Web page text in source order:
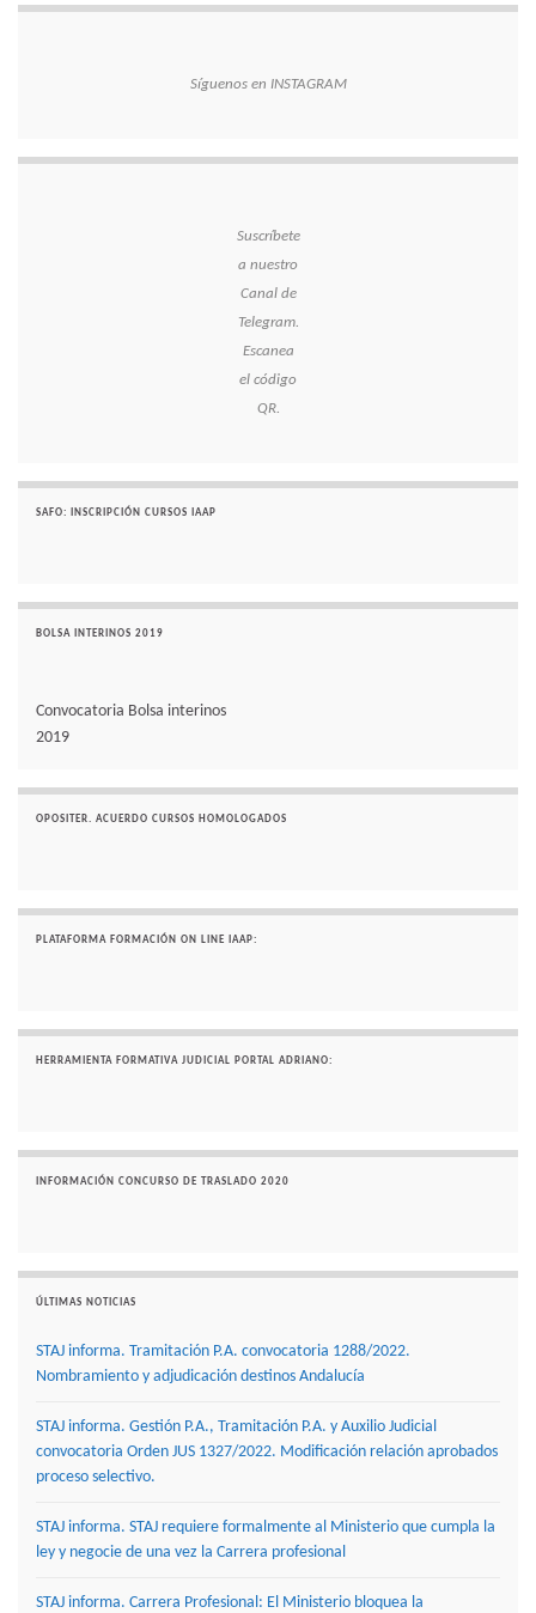
Síguenos en INSTAGRAM
Suscríbete
a nuestro
Canal de
Telegram.
Escanea
el código
QR.
SAFO: INSCRIPCIÓN CURSOS IAAP
BOLSA INTERINOS 2019
Convocatoria Bolsa interinos
2019
OPOSITER. ACUERDO CURSOS HOMOLOGADOS
PLATAFORMA FORMACIÓN ON LINE IAAP:
HERRAMIENTA FORMATIVA JUDICIAL PORTAL ADRIANO:
INFORMACIÓN CONCURSO DE TRASLADO 2020
ÚLTIMAS NOTICIAS
STAJ informa. Tramitación P.A. convocatoria 1288/2022.
Nombramiento y adjudicación destinos Andalucía
STAJ informa. Gestión P.A., Tramitación P.A. y Auxilio Judicial
convocatoria Orden JUS 1327/2022. Modificación relación aprobados
proceso selectivo.
STAJ informa. STAJ requiere formalmente al Ministerio que cumpla la
ley y negocie de una vez la Carrera profesional
STAJ informa. Carrera Profesional: El Ministerio bloquea la